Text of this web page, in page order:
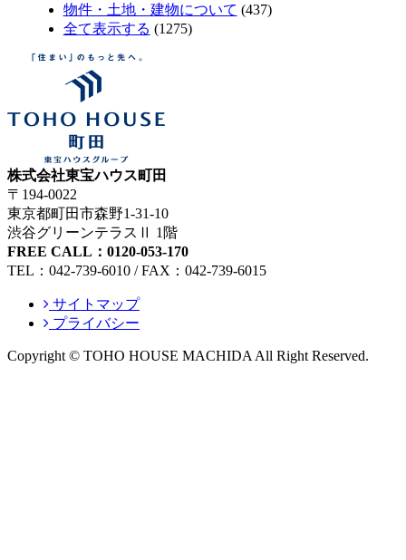
物件・土地・建物について (437)
全て表示する (1275)
株式会社東宝ハウス町田
〒194-0022
東京都町田市森野1-31-10
渋谷グリーンテラスⅡ 1階
FREE CALL：0120-053-170
TEL：042-739-6010 / FAX：042-739-6015
サイトマップ
プライバシー
Copyright © TOHO HOUSE MACHIDA All Right Reserved.